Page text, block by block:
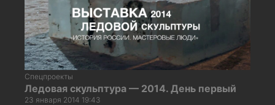
Спецпроекты
Ледовая скульптура — 2014. День первый
23 января 2014 19:43